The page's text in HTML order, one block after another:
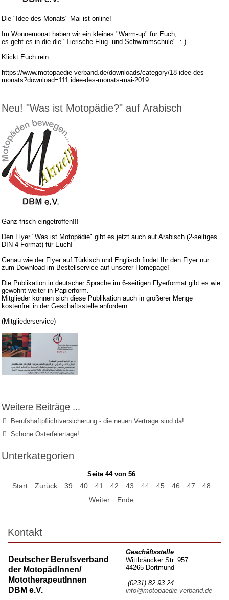
Die "Idee des Monats" Mai ist online!
Im Wonnemonat haben wir ein kleines "Warm-up" für Euch,
es geht es in die die "Tierische Flug- und Schwimmschule". :-)
Klickt Euch rein...
https://www.motopaedie-verband.de/downloads/category/18-idee-des-
monats?download=111:idee-des-monats-mai-2019
Neu! "Was ist Motopädie?" auf Arabisch
Ganz frisch eingetroffen!!!
Den Flyer "Was ist Motopädie" gibt es jetzt auch auf Arabisch (2-seitiges
DIN 4 Format) für Euch!
Genau wie der Flyer auf Türkisch und Englisch findet Ihr den Flyer nur
zum Download im Bestellservice auf unserer Homepage!
Die Publikation in deutscher Sprache im 6-seitigen Flyerformat gibt es wie
gewohnt weiter in Papierform.
Mitglieder können sich diese Publikation auch in größerer Menge
kostenfrei in der Geschäftsstelle anfordern.
(Mitgliederservice)
Weitere Beiträge ...
Berufshaftpflichtversicherung - die neuen Verträge sind da!
Schöne Osterfeiertage!
Unterkategorien
Seite 44 von 56
Start Zurück 39 40 41 42 43 44 45 46 47
48
Weiter
Ende
Kontakt
Deutscher Berufsverband
der MotopädInnen/
MototherapeutInnen
DBM e.V.
Geschäftsstelle:
Wittbräucker Str. 957
44265 Dortmund
(0231) 82 93 24
info@motopaedie-verband.de